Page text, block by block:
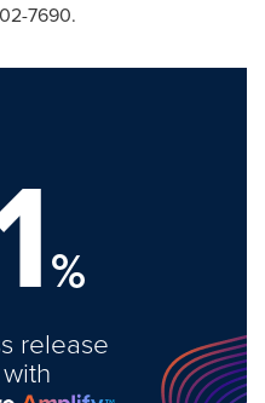
7690.
%
release